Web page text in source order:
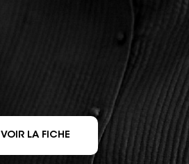
VOIR LA FICHE